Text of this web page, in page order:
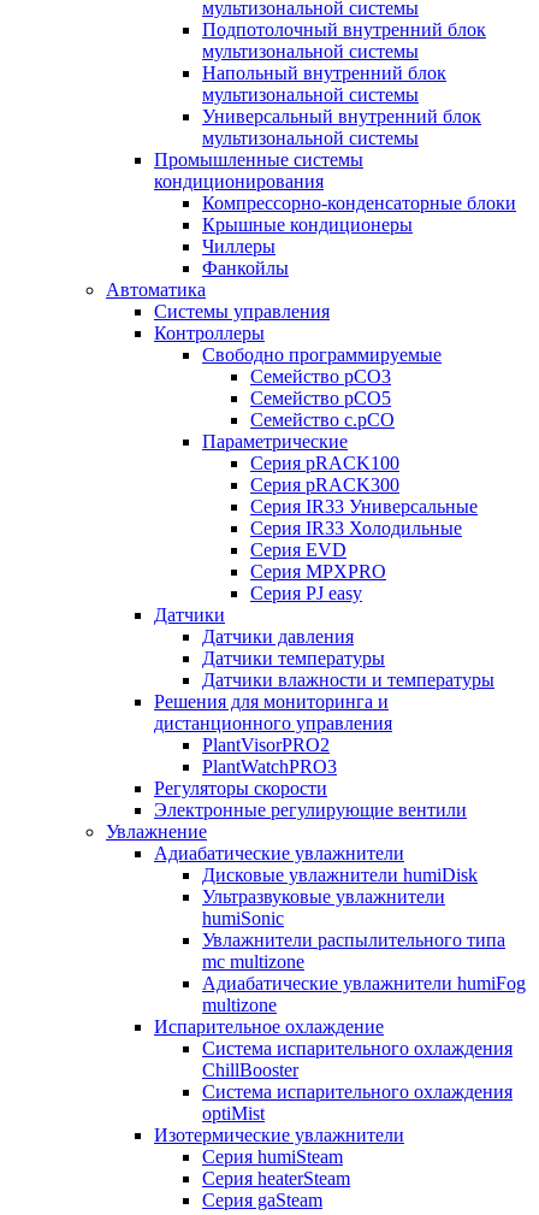
мультизональной системы
Подпотолочный внутренний блок
мультизональной системы
Напольный внутренний блок
мультизональной системы
Универсальный внутренний блок
мультизональной системы
Промышленные системы
кондиционирования
Компрессорно-конденсаторные блоки
Крышные кондиционеры
Чиллеры
Фанкойлы
Автоматика
Системы управления
Контроллеры
Свободно программируемые
Семейство pCO3
Семейство pCO5
Семейство c.pCO
Параметрические
Серия pRACK100
Серия pRACK300
Серия IR33 Универсальные
Серия IR33 Холодильные
Серия EVD
Серия MPXPRO
Серия PJ easy
Датчики
Датчики давления
Датчики температуры
Датчики влажности и температуры
Решения для мониторинга и
дистанционного управления
PlantVisorPRO2
PlantWatchPRO3
Регуляторы скорости
Электронные регулирующие вентили
Увлажнение
Адиабатические увлажнители
Дисковые увлажнители humiDisk
Ультразвуковые увлажнители
humiSonic
Увлажнители распылительного типа
mc multizone
Адиабатические увлажнители humiFog
multizone
Испарительное охлаждение
Система испарительного охлаждения
ChillBooster
Система испарительного охлаждения
optiMist
Изотермические увлажнители
Серия humiSteam
Серия heaterSteam
Серия gaSteam